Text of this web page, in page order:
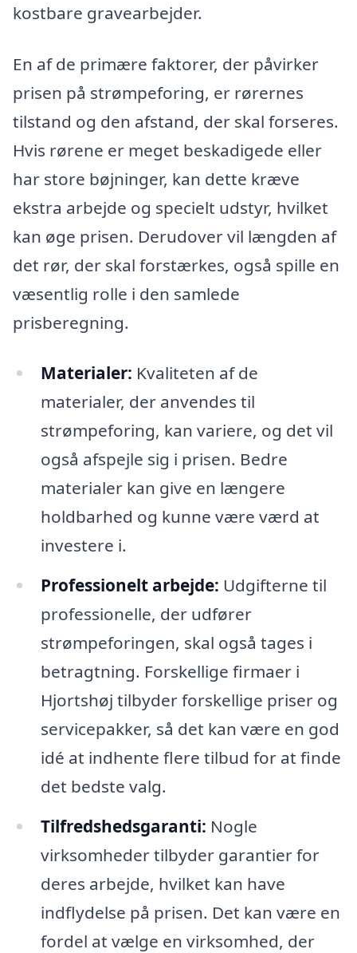
kostbare gravearbejder.
En af de primære faktorer, der påvirker
prisen på strømpeforing, er rørernes
tilstand og den afstand, der skal forseres.
Hvis rørene er meget beskadigede eller
har store bøjninger, kan dette kræve
ekstra arbejde og specielt udstyr, hvilket
kan øge prisen. Derudover vil længden af
det rør, der skal forstærkes, også spille en
væsentlig rolle i den samlede
prisberegning.
Materialer: Kvaliteten af de
materialer, der anvendes til
strømpeforing, kan variere, og det vil
også afspejle sig i prisen. Bedre
materialer kan give en længere
holdbarhed og kunne være værd at
investere i.
Professionelt arbejde: Udgifterne til
professionelle, der udfører
strømpeforingen, skal også tages i
betragtning. Forskellige firmaer i
Hjortshøj tilbyder forskellige priser og
servicepakker, så det kan være en god
idé at indhente flere tilbud for at finde
det bedste valg.
Tilfredshedsgaranti: Nogle
virksomheder tilbyder garantier for
deres arbejde, hvilket kan have
indflydelse på prisen. Det kan være en
fordel at vælge en virksomhed, der